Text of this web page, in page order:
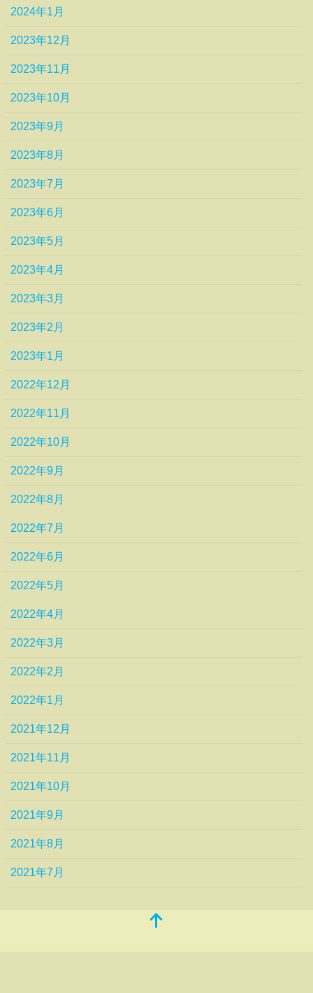
2024年1月
2023年12月
2023年11月
2023年10月
2023年9月
2023年8月
2023年7月
2023年6月
2023年5月
2023年4月
2023年3月
2023年2月
2023年1月
2022年12月
2022年11月
2022年10月
2022年9月
2022年8月
2022年7月
2022年6月
2022年5月
2022年4月
2022年3月
2022年2月
2022年1月
2021年12月
2021年11月
2021年10月
2021年9月
2021年8月
2021年7月